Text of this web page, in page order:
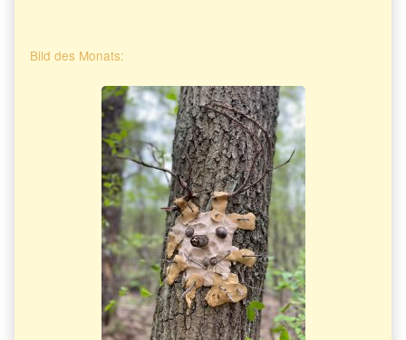
Primary
Sidebar
Bild des Monats: